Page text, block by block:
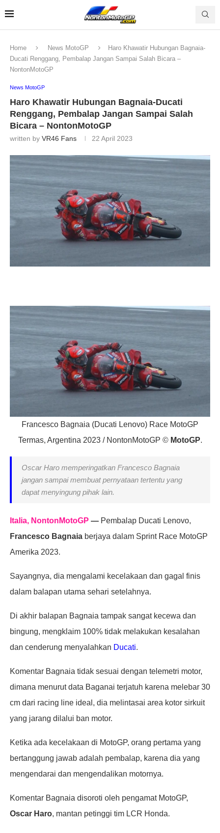
Home News MotoGP
Haro Khawatir Hubungan Bagnaia-
Ducati Renggang, Pembalap Jangan Sampai Salah Bicara –
NontonMotoGP
News MotoGP
Haro Khawatir Hubungan Bagnaia-Ducati
Renggang, Pembalap Jangan Sampai Salah
Bicara – NontonMotoGP
written by VR46 Fans 22 April 2023
Francesco Bagnaia (Ducati Lenovo) Race MotoGP
Termas, Argentina 2023 / NontonMotoGP © MotoGP.
Oscar Haro memperingatkan Francesco Bagnaia
jangan sampai membuat pernyataan tertentu yang
dapat menyingung pihak lain.
Italia, NontonMotoGP — Pembalap Ducati Lenovo,
Francesco Bagnaia berjaya dalam Sprint Race MotoGP
Amerika 2023.
Sayangnya, dia mengalami kecelakaan dan gagal finis
dalam balapan utama sehari setelahnya.
Di akhir balapan Bagnaia tampak sangat kecewa dan
bingung, mengklaim 100% tidak melakukan kesalahan
dan cenderung menyalahkan Ducati.
Komentar Bagnaia tidak sesuai dengan telemetri motor,
dimana menurut data Baganai terjatuh karena melebar 30
cm dari racing line ideal, dia melintasai area kotor sirkuit
yang jarang dilalui ban motor.
Ketika ada kecelakaan di MotoGP, orang pertama yang
bertanggung jawab adalah pembalap, karena dia yang
mengendarai dan mengendalikan motornya.
Komentar Bagnaia disoroti oleh pengamat MotoGP,
Oscar Haro, mantan petinggi tim LCR Honda.